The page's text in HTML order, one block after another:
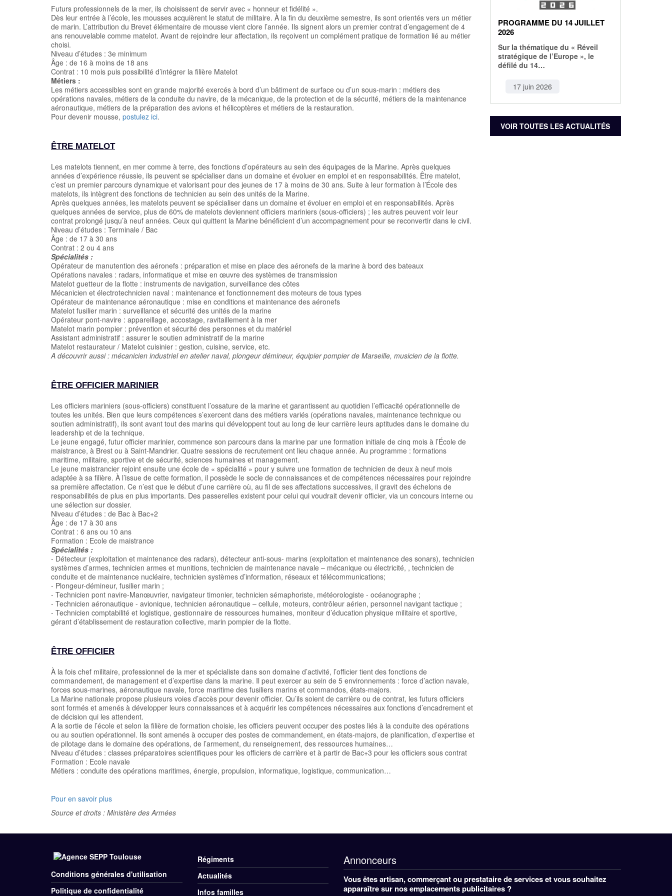
Futurs professionnels de la mer, ils choisissent de servir avec « honneur et fidélité ».
Dès leur entrée à l’école, les mousses acquièrent le statut de militaire. À la fin du deuxième semestre, ils sont orientés vers un métier
de marin. L’attribution du Brevet élémentaire de mousse vient clore l’année. Ils signent alors un premier contrat d’engagement de 4
ans renouvelable comme matelot. Avant de rejoindre leur affectation, ils reçoivent un complément pratique de formation lié au métier
choisi.
Niveau d’études : 3e minimum
Âge : de 16 à moins de 18 ans
Contrat : 10 mois puis possibilité d’intégrer la filière Matelot
Métiers :
Les métiers accessibles sont en grande majorité exercés à bord d’un bâtiment de surface ou d’un sous-marin : métiers des
opérations navales, métiers de la conduite du navire, de la mécanique, de la protection et de la sécurité, métiers de la maintenance
aéronautique, métiers de la préparation des avions et hélicoptères et métiers de la restauration.
Pour devenir mousse, postulez ici.
ÊTRE MATELOT
Les matelots tiennent, en mer comme à terre, des fonctions d’opérateurs au sein des équipages de la Marine. Après quelques
années d’expérience réussie, ils peuvent se spécialiser dans un domaine et évoluer en emploi et en responsabilités. Être matelot,
c’est un premier parcours dynamique et valorisant pour des jeunes de 17 à moins de 30 ans. Suite à leur formation à l’École des
matelots, ils intègrent des fonctions de technicien au sein des unités de la Marine.
Après quelques années, les matelots peuvent se spécialiser dans un domaine et évoluer en emploi et en responsabilités. Après
quelques années de service, plus de 60% de matelots deviennent officiers mariniers (sous-officiers) ; les autres peuvent voir leur
contrat prolongé jusqu’à neuf années. Ceux qui quittent la Marine bénéficient d’un accompagnement pour se reconvertir dans le civil.
Niveau d’études : Terminale / Bac
Âge : de 17 à 30 ans
Contrat : 2 ou 4 ans
Spécialités :
Opérateur de manutention des aéronefs : préparation et mise en place des aéronefs de la marine à bord des bateaux
Opérations navales : radars, informatique et mise en œuvre des systèmes de transmission
Matelot guetteur de la flotte : instruments de navigation, surveillance des côtes
Mécanicien et électrotechnicien naval : maintenance et fonctionnement des moteurs de tous types
Opérateur de maintenance aéronautique : mise en conditions et maintenance des aéronefs
Matelot fusilier marin : surveillance et sécurité des unités de la marine
Opérateur pont-navire : appareillage, accostage, ravitaillement à la mer
Matelot marin pompier : prévention et sécurité des personnes et du matériel
Assistant administratif : assurer le soutien administratif de la marine
Matelot restaurateur / Matelot cuisinier : gestion, cuisine, service, etc.
A découvrir aussi : mécanicien industriel en atelier naval, plongeur démineur, équipier pompier de Marseille, musicien de la flotte.
ÊTRE OFFICIER MARINIER
Les officiers mariniers (sous-officiers) constituent l’ossature de la marine et garantissent au quotidien l’efficacité opérationnelle de
toutes les unités. Bien que leurs compétences s’exercent dans des métiers variés (opérations navales, maintenance technique ou
soutien administratif), ils sont avant tout des marins qui développent tout au long de leur carrière leurs aptitudes dans le domaine du
leadership et de la technique.
Le jeune engagé, futur officier marinier, commence son parcours dans la marine par une formation initiale de cinq mois à l’École de
maistrance, à Brest ou à Saint-Mandrier. Quatre sessions de recrutement ont lieu chaque année. Au programme : formations
maritime, militaire, sportive et de sécurité, sciences humaines et management.
Le jeune maistrancier rejoint ensuite une école de « spécialité » pour y suivre une formation de technicien de deux à neuf mois
adaptée à sa filière. À l’issue de cette formation, il possède le socle de connaissances et de compétences nécessaires pour rejoindre
sa première affectation. Ce n’est que le début d’une carrière où, au fil de ses affectations successives, il gravit des échelons de
responsabilités de plus en plus importants. Des passerelles existent pour celui qui voudrait devenir officier, via un concours interne ou
une sélection sur dossier.
Niveau d’études : de Bac à Bac+2
Âge : de 17 à 30 ans
Contrat : 6 ans ou 10 ans
Formation : Ecole de maistrance
Spécialités :
- Détecteur (exploitation et maintenance des radars), détecteur anti-sous- marins (exploitation et maintenance des sonars), technicien
systèmes d’armes, technicien armes et munitions, technicien de maintenance navale – mécanique ou électricité, , technicien de
conduite et de maintenance nucléaire, technicien systèmes d’information, réseaux et télécommunications;
- Plongeur-démineur, fusilier marin ;
- Technicien pont navire-Manœuvrier, navigateur timonier, technicien sémaphoriste, météorologiste - océanographe ;
- Technicien aéronautique - avionique, technicien aéronautique – cellule, moteurs, contrôleur aérien, personnel navigant tactique ;
- Technicien comptabilité et logistique, gestionnaire de ressources humaines, moniteur d’éducation physique militaire et sportive,
gérant d’établissement de restauration collective, marin pompier de la flotte.
ÊTRE OFFICIER
À la fois chef militaire, professionnel de la mer et spécialiste dans son domaine d’activité, l’officier tient des fonctions de
commandement, de management et d’expertise dans la marine. Il peut exercer au sein de 5 environnements : force d’action navale,
forces sous-marines, aéronautique navale, force maritime des fusiliers marins et commandos, états-majors.
La Marine nationale propose plusieurs voies d’accès pour devenir officier. Qu’ils soient de carrière ou de contrat, les futurs officiers
sont formés et amenés à développer leurs connaissances et à acquérir les compétences nécessaires aux fonctions d’encadrement et
de décision qui les attendent.
A la sortie de l’école et selon la filière de formation choisie, les officiers peuvent occuper des postes liés à la conduite des opérations
ou au soutien opérationnel. Ils sont amenés à occuper des postes de commandement, en états-majors, de planification, d’expertise et
de pilotage dans le domaine des opérations, de l’armement, du renseignement, des ressources humaines…
Niveau d’études : classes préparatoires scientifiques pour les officiers de carrière et à partir de Bac+3 pour les officiers sous contrat
Formation : Ecole navale
Métiers : conduite des opérations maritimes, énergie, propulsion, informatique, logistique, communication…
Pour en savoir plus
Source et droits : Ministère des Armées
PROGRAMME DU 14 JUILLET
2026
Sur la thématique du « Réveil
stratégique de l’Europe », le
défilé du 14…
17 juin 2026
VOIR TOUTES LES ACTUALITÉS
Menu
Conditions générales d'utilisation
Politique de confidentialité
Menu
Divers
Régiments
Actualités
Infos familles
Annonceurs
Vous êtes artisan, commerçant ou prestataire de services et vous souhaitez
apparaître sur nos emplacements publicitaires ?